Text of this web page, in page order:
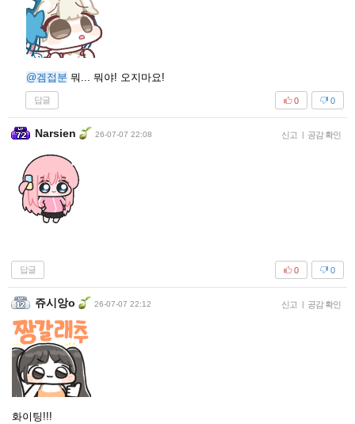
@겜접분 뭐... 뭐야! 오지마요!
답글 0
0
Narsien 26-07-07 22:08 신고 | 공감 확인
답글 0
0
쥬시앙o 26-07-07 22:12 신고 | 공감 확인
화이팅!!!